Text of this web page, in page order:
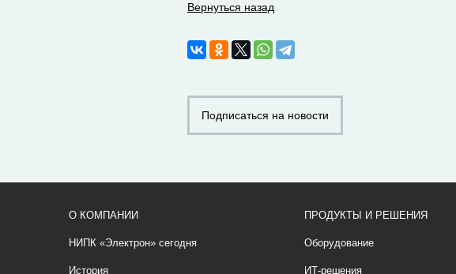
Вернуться назад
Подписаться на новости
О КОМПАНИИ
НИПК «Электрон» сегодня
История
ПРОДУКТЫ И РЕШЕНИЯ
Оборудование
ИТ-решения